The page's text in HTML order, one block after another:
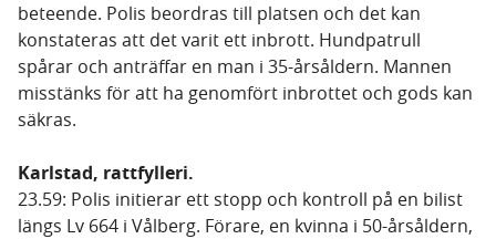
beteende. Polis beordras till platsen och det kan
konstateras att det varit ett inbrott. Hundpatrull
spårar och anträffar en man i 35-årsåldern. Mannen
misstänks för att ha genomfört inbrottet och gods kan
säkras.
Karlstad, rattfylleri.
23.59: Polis initierar ett stopp och kontroll på en bilist
längs Lv 664 i Vålberg. Förare, en kvinna i 50-årsåldern,